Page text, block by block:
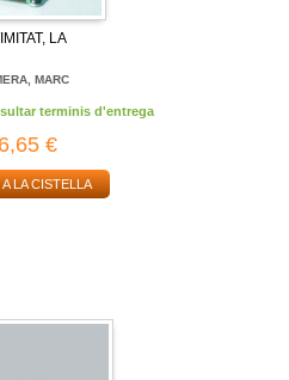
LA
MARC
terminis d'entrega
€
LA CISTELLA